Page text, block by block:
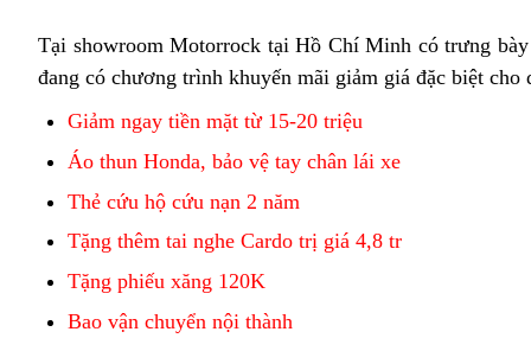
Tại showroom Motorrock tại Hồ Chí Minh yên
cao
có trưng bày
đang có chương trình khuyến mãi giảm giá đặc biệt
Giảm ngay tiền mặt từ 15-20 triệu
Áo thun Honda, bảo vệ tay chân lái xe
Thẻ cứu hộ cứu nạn 2 năm
Tặng thêm tai nghe Cardo trị giá 4,8 tr
Tặng phiếu xăng 120K
Bao vận chuyển nội thành